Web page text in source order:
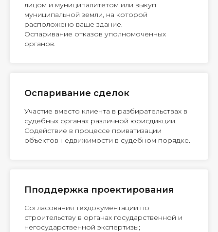
лицом и муниципалитетом или выкуп
муниципальной земли, на которой
расположено ваше здание.
Оспаривание отказов уполномоченных
органов.
Оспаривание сделок
Участие вместо клиента в разбирательствах в
судебных органах различной юрисдикции.
Содействие в процессе приватизации
объектов недвижимости в судебном порядке.
Пподдержка проектирования
Согласования техдокументации по
строительству в органах государственной и
негосударственной экспертизы;